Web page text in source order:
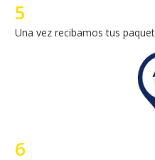
6
Puedes rastrear tus
7